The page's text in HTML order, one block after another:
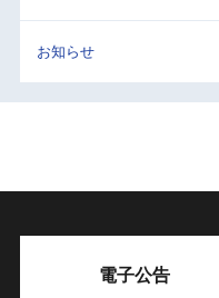
お知らせ
電子公告